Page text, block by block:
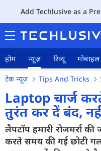
Add Techlusive as a
होम न्यूज़ रिव्यू
होम
न्यूज़
टेक न्यूज़ Tips And Tricks
Laptop चार्ज
तुरंत कर दें बंद,
लैपटॉप हमारी रोजमर्रा
करते समय की गई छोटी